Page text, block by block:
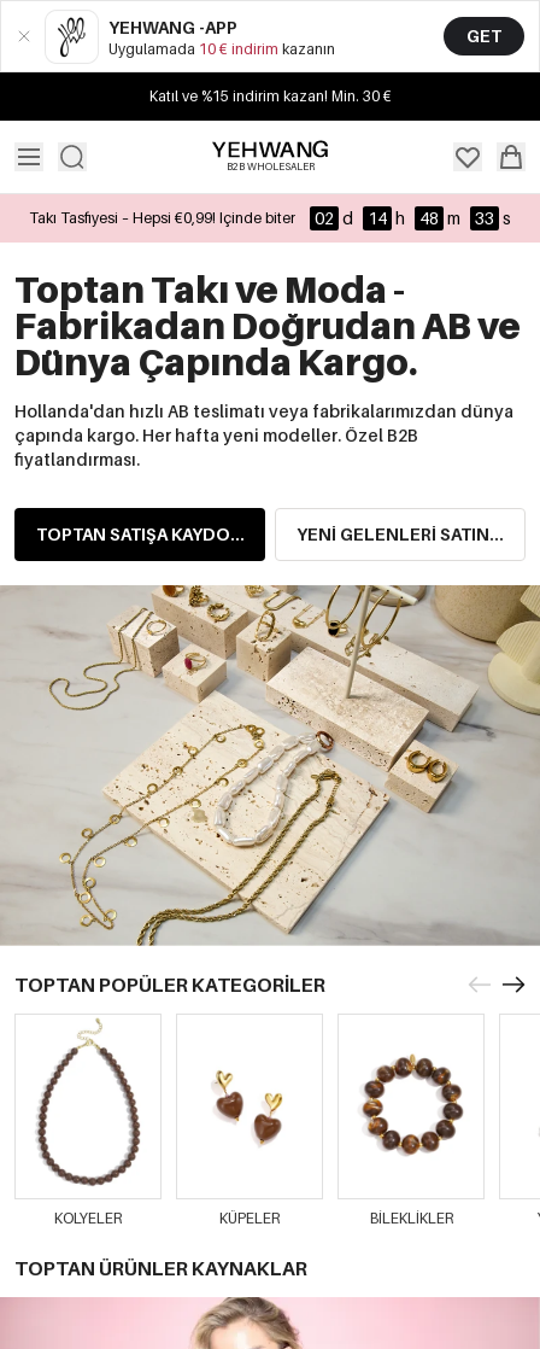
YEHWANG -APP
Uygulamada 10 € indirim kazanın
GET
Katıl ve %15 indirim kazan! Min. 30 €
B2B WHOLESALER
Takı Tasfiyesi – Hepsi €0,99! Içinde biter 02 d 14 h 48 m 31 s
Toptan Takı ve Moda -
Fabrikadan Doğrudan AB ve
Dünya Çapında Kargo.
Hollanda'dan hızlı AB teslimatı veya fabrikalarımızdan dünya
çapında kargo. Her hafta yeni modeller. Özel B2B
fiyatlandırması.
TOPTAN SATIŞA KAYDOLUN YENI GELENLERI SATIN ALIN
TOPTAN POPÜLER KATEGORİLER
KOLYELER KÜPELER BILEKLIKLER
TOPTAN ÜRÜNLER KAYNAKLAR